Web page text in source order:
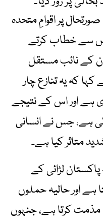
پر اقوامِ متحدہ
سے خطاب کرتے
کے نائب مستقل
کہ یہ تنازع چار
ہے اور اس کے نتیجے
ہے، جس نے انسانی
متاثر کیا ہے۔
لڑائی کے
اور حالیہ حملوں
کرتا ہے، جنہوں